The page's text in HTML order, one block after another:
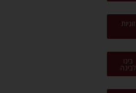
זוגיות
בינו
לבינה